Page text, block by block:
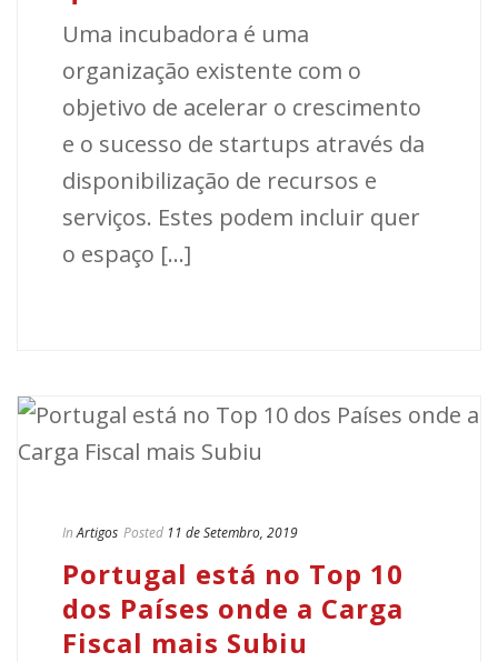
Uma incubadora é uma
organização existente com o
objetivo de acelerar o crescimento
e o sucesso de startups através da
disponibilização de recursos e
serviços. Estes podem incluir quer
o espaço [...]
In Artigos Posted 11 de Setembro, 2019
Portugal está no Top 10
dos Países onde a Carga
Fiscal mais Subiu